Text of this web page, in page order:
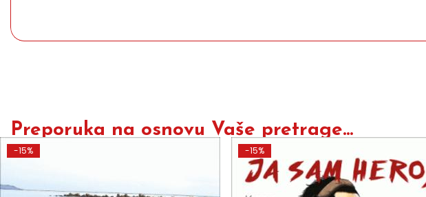
Preporuka na osnovu Vaše pretrage...
-15% -15%